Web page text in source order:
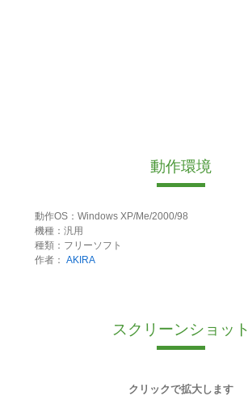
動作環境
動作OS：Windows XP/Me/2000/98
機種：汎用
種類：フリーソフト
作者： AKIRA
スクリーンショット
クリックで拡大します